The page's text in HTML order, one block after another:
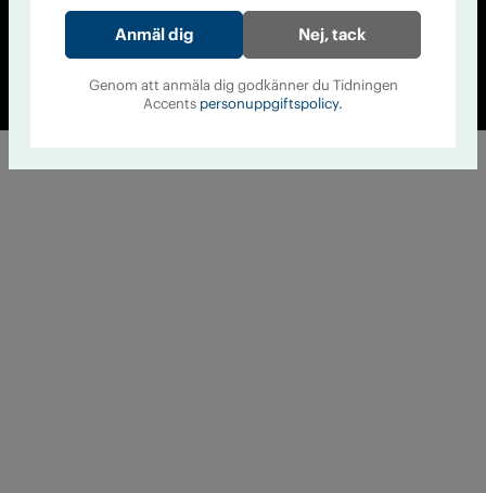
© Tidningen Accent 2026
Cookiepolicy
Personuppgiftspolicy
Nej, tack
Genom att anmäla dig godkänner du Tidningen
Accents personuppgiftspolicy.